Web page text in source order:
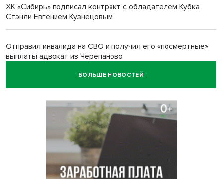
ХК «Сибирь» подписал контракт с обладателем Кубка
Стэнли Евгением Кузнецовым
Отправил инвалида на СВО и получил его «посмертные»
выплаты адвокат из Черепаново
БОЛЬШЕ НОВОСТЕЙ